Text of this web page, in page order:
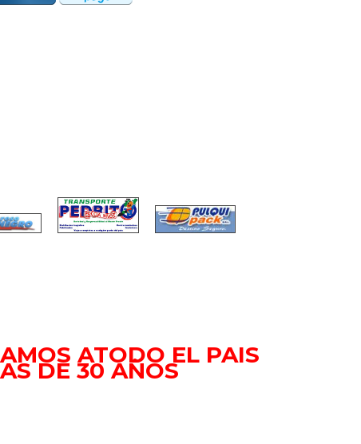
ATODO EL PAIS
DE 30 AÑOS